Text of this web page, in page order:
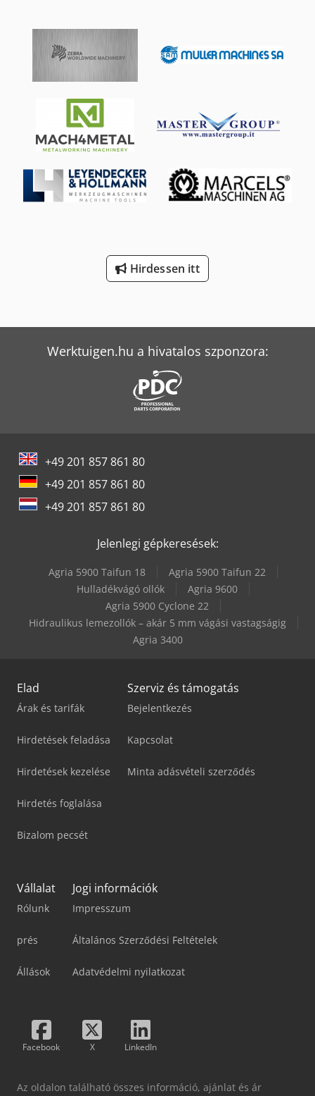
Hirdessen itt
Werktuigen.hu a hivatalos szponzora:
+49 201 857 861 80
+49 201 857 861 80
+49 201 857 861 80
Jelenlegi gépkeresések:
Agria 5900 Taifun 18
Agria 5900 Taifun 22
Hulladékvágó ollók
Agria 9600
Agria 5900 Cyclone 22
Hidraulikus lemezollók – akár 5 mm vágási vastagságig
Agria 3400
Elad
Árak és tarifák
Hirdetések feladása
Hirdetések kezelése
Hirdetés foglalása
Bizalom pecsét
Szerviz és támogatás
Bejelentkezés
Kapcsolat
Minta adásvételi szerződés
Vállalat
Rólunk
prés
Állások
Jogi információk
Impresszum
Általános Szerződési Feltételek
Adatvédelmi nyilatkozat
Facebook X LinkedIn
Az oldalon található összes információ, ajánlat és ár